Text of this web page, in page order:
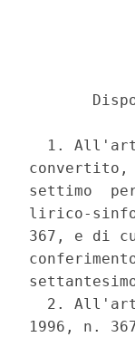
1.
convertito,
settimo
lirico-
367, e di
2.
1996, n.